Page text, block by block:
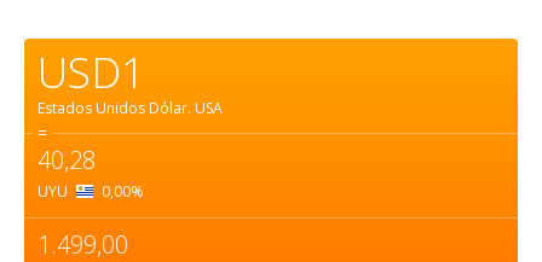
USD1
Estados Unidos Dólar. USA
=
40,28
UYU 0,00%
1.499,00